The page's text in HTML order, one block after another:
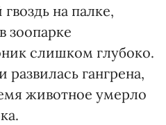
на палке,
зоопарке
слишком глубоко.
развилась гангрена,
животное умерло